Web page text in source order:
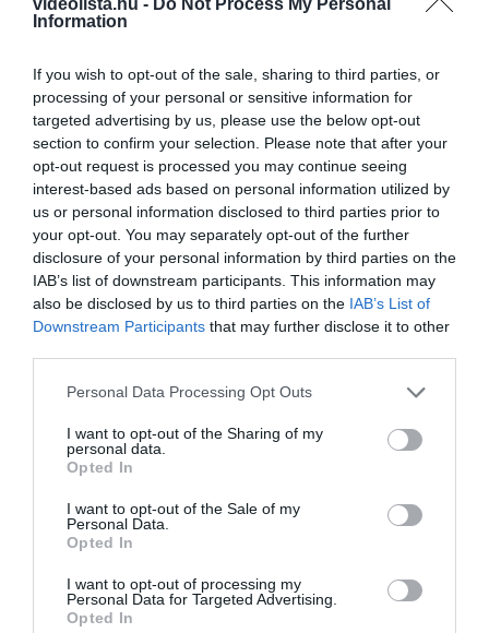
Information
If you wish to opt-out of the sale, sharing to third parties, or
processing of your personal or sensitive information for
targeted advertising by us, please use the below opt-out
section to confirm your selection. Please note that after your
opt-out request is processed you may continue seeing
interest-based ads based on personal information utilized by
us or personal information disclosed to third parties prior to
your opt-out. You may separately opt-out of the further
disclosure of your personal information by third parties on the
IAB’s list of downstream participants. This information may
also be disclosed by us to third parties on the IAB’s List of
Downstream Participants that may further disclose it to other
Please note that this website/app uses one or more Google
not limited to your visit or usage behaviour. You may click to
grant or deny consent to Google and its third-party tags to
use your data for below specified purposes in below Google
consent section.
Personal Data Processing Opt Outs
I want to opt-out of the Sharing of my
personal data.
Opted In
I want to opt-out of the Sale of my
Personal Data.
Opted In
I want to opt-out of processing my
Personal Data for Targeted Advertising.
Opted In
This Simple Trick Removes All Parasites From
Your Body!
More
8 h 33 min